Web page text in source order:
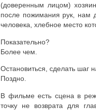
(доверенным лицом)
после пожимания рук, нам
человека, хлебное место
Показательно?
Более чем.
Остановиться, сделать шаг
Поздно.
В фильме есть сцена в
точку не возврата для